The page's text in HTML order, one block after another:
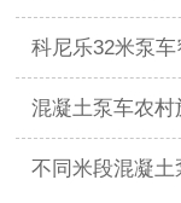
科尼乐32米泵
混凝土泵车农
不同米段混凝